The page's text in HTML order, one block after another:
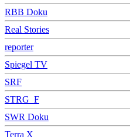
RBB Doku
Real Stories
reporter
Spiegel TV
SRF
STRG_F
SWR Doku
Terra X